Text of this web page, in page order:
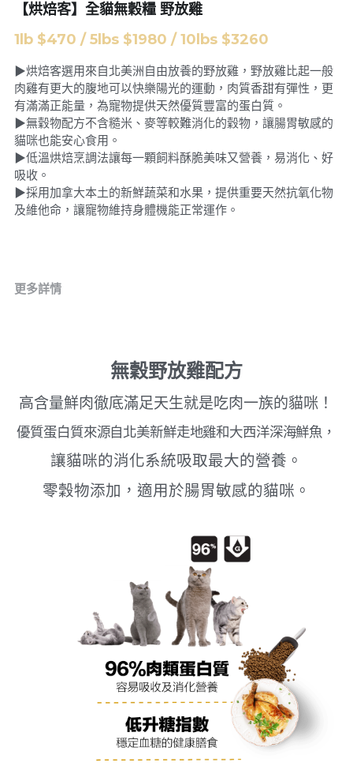
【烘焙客】全貓無穀糧 野放雞
1lb $470 / 5lbs $1980 / 10lbs $3260
▶烘焙客選用來自北美洲自由放養的野放雞，野放雞比起一般
肉雞有更大的腹地可以快樂陽光的運動，肉質香甜有彈性，更
有滿滿正能量，為寵物提供天然優質豐富的蛋白質。
▶無穀物配方不含糙米、麥等較難消化的穀物，讓腸胃敏感的
貓咪也能安心食用。
▶低溫烘焙烹調法讓每一顆飼料酥脆美味又營養，易消化、好
吸收。
▶採用加拿大本土的新鮮蔬菜和水果，提供重要天然抗氧化物
及維他命，讓寵物維持身體機能正常運作。
更多詳情
無穀野放雞配方
高含量鮮肉徹底滿足天生就是吃肉一族的貓咪！
優質蛋白質來源自北美新鮮走地雞和大西洋深海鮮魚，
讓貓咪的消化系統吸取最大的營養。
零穀物添加，適用於腸胃敏感的貓咪。